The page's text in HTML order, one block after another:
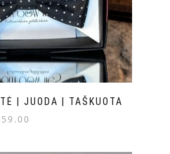
| JUODA | TAŠKUOTA
59.00